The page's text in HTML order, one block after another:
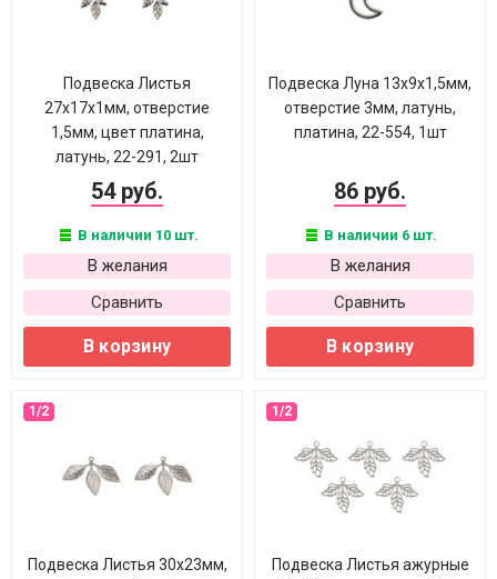
Подвеска Листья
27х17х1мм, отверстие
1,5мм, цвет платина,
латунь, 22-291, 2шт
54 руб.
В наличии 10 шт.
В желания
Сравнить
В корзину
Подвеска Луна 13х9х1,5мм,
отверстие 3мм, латунь,
платина, 22-554, 1шт
86 руб.
В наличии 6 шт.
В желания
Сравнить
В корзину
Подвеска Листья 30х23мм,
Подвеска Листья ажурные